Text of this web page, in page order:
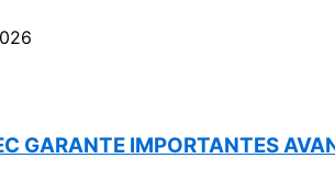
GARANTE IMPORTANTES